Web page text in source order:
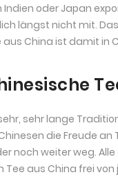
oder Japan
längst nicht mit.
China ist damit
sehr lange
die Freude
noch weiter weg.
aus China frei